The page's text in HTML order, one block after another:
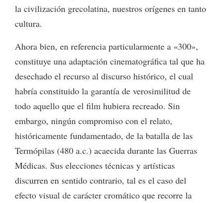
la civilización grecolatina, nuestros orígenes en tanto
cultura.
Ahora bien, en referencia particularmente a «300»,
constituye una adaptación cinematográfica tal que ha
desechado el recurso al discurso histórico, el cual
habría constituido la garantía de verosimilitud de
todo aquello que el film hubiera recreado. Sin
embargo, ningún compromiso con el relato,
históricamente fundamentado, de la batalla de las
Termópilas (480 a.c.) acaecida durante las Guerras
Médicas. Sus elecciones técnicas y artísticas
discurren en sentido contrario, tal es el caso del
efecto visual de carácter cromático que recorre la